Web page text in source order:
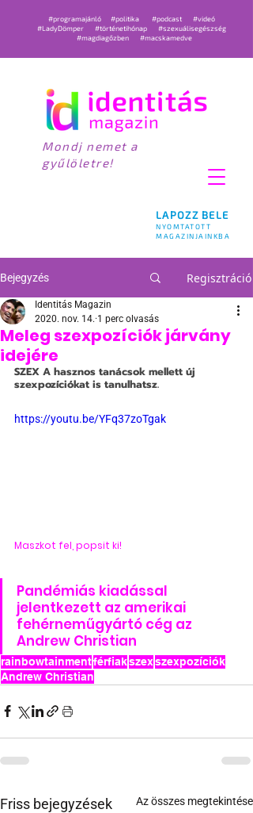
LAPOZZ BELE
NYOMTATOTT
MAGAZINJAINKBA
#programajánló #politika #podcast
#videó
#LadyDömper
#történetihónap
#szexuálisegészség
#magdiagőzben
#macskamedve
Mondj nemet a
gyűlöletre!
Bejegyzés Regisztráció
Meleg szexpozíciók járvány
idejére
Identitás Magazin
2020. nov. 14. 1 perc olvasás
SZEX A hasznos tanácsok mellett új
szexpozíciókat is tanulhatsz.
https://youtu.be/YFq37zoTgak
Maszkot fel, popsit ki!
Pandémiás kiadással
jelentkezett az amerikai
fehérneműgyártó cég az
Andrew Christian
rainbowtainmentférfiakszexszexpozíciók
Andrew Christian
Friss bejegyzések Az összes megtekintése